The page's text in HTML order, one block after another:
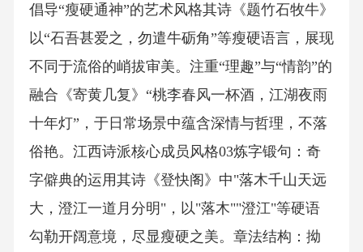
倡导“瘦硬通神”的艺术风格其诗《题竹石牧牛》
以“石吾甚爱之，勿遣牛砺角”等瘦硬语言，展现
不同于流俗的峭拔审美。注重“理趣”与“情韵”的
融合《寄黄几复》“桃李春风一杯酒，江湖夜雨
十年灯”，于日常场景中蕴含深情与哲理，不落
俗艳。江西诗派核心成员风格03炼字锻句：奇
字僻典的运用其诗《登快阁》中"落木千山天远
大，澄江一道月分明"，以"落木""澄江"等硬语
勾勒开阔意境，尽显瘦硬之美。章法结构：拗